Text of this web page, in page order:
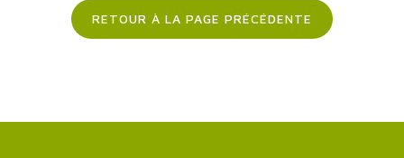
RETOUR À LA PAGE PRÉCÉDENTE